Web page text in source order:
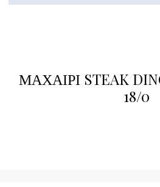
ΜΑΧΑΙΡΙ STEAK
18/0